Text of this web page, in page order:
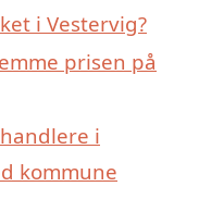
i Vestervig?
prisen på
i
kommune